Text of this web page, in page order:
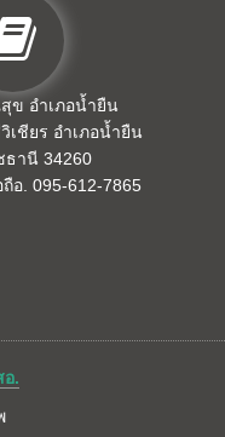
ข อำเภอน้ำยืน
เชียร อำเภอน้ำยืน
ธานี 34260
อ. 095-612-7865
.